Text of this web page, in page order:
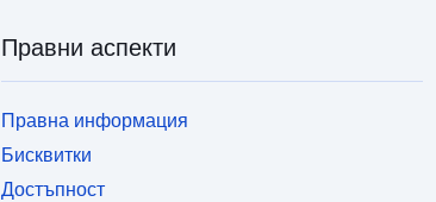
Правни аспекти
Правна информация
Бисквитки
Достъпност